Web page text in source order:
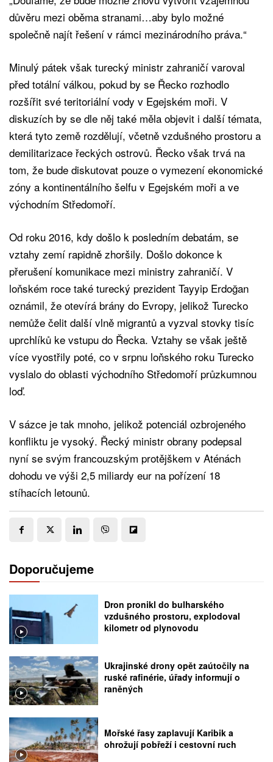
důvěru mezi oběma stranami…aby bylo možné
společně najít řešení v rámci mezinárodního práva.“
Minulý pátek však turecký ministr zahraničí varoval
před totální válkou, pokud by se Řecko rozhodlo
rozšířit své teritoriální vody v Egejském moři. V
diskuzích by se dle něj také měla objevit i další témata,
která tyto země rozdělují, včetně vzdušného prostoru a
demilitarizace řeckých ostrovů. Řecko však trvá na
tom, že bude diskutovat pouze o vymezení ekonomické
zóny a kontinentálního šelfu v Egejském moři a ve
východním Středomoří.
Od roku 2016, kdy došlo k posledním debatám, se
vztahy zemí rapidně zhoršily. Došlo dokonce k
přerušení komunikace mezi ministry zahraničí. V
loňském roce také turecký prezident Tayyip Erdoğan
oznámil, že otevírá brány do Evropy, jelikož Turecko
nemůže čelit další vlně migrantů a vyzval stovky tisíc
uprchlíků ke vstupu do Řecka. Vztahy se však ještě
více vyostřily poté, co v srpnu loňského roku Turecko
vyslalo do oblasti východního Středomoří průzkumnou
loď.
V sázce je tak mnoho, jelikož potenciál ozbrojeného
konfliktu je vysoký. Řecký ministr obrany podepsal
nyní se svým francouzským protějškem v Aténách
dohodu ve výši 2,5 miliardy eur na pořízení 18
stíhacích letounů.
Doporučujeme
Dron pronikl do bulharského
vzdušného prostoru, explodoval
kilometr od plynovodu
Ukrajinské drony opět zaútočily na
ruské rafinérie, úřady informují o
raněných
Mořské řasy zaplavují Karibik a
ohrožují pobřeží i cestovní ruch